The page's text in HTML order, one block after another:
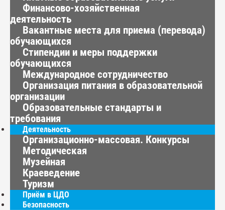
Финансово-хозяйственная
деятельность
Вакантные места для приема (перевода)
обучающихся
Стипендии и меры поддержки
обучающихся
Международное сотрудничество
Организация питания в образовательной
организации
Образовательные стандарты и
требования
Деятельность
Организационно-массовая. Конкурсы
Методическая
Музейная
Краеведение
Туризм
Приём в ЦДО
Безопасность